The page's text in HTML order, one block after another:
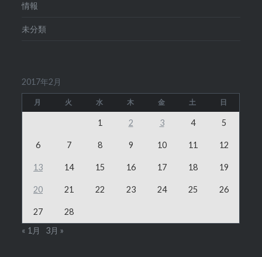
情報
未分類
2017年2月
月 火 水 木 金 土 日
1 2 3 4 5
6 7 8 9 10 11 12
13 14 15 16 17 18 19
20 21 22 23 24 25 26
27
28
« 1月
3月 »